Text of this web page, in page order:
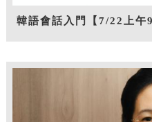
韓語會話入門【7/22上午